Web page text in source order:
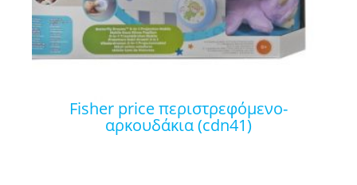
fisher price περιστρεφόμενο-
αρκουδάκια (cdn41)